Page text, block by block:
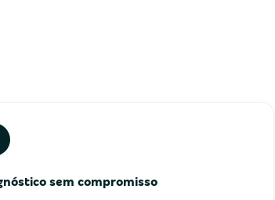
sem compromisso